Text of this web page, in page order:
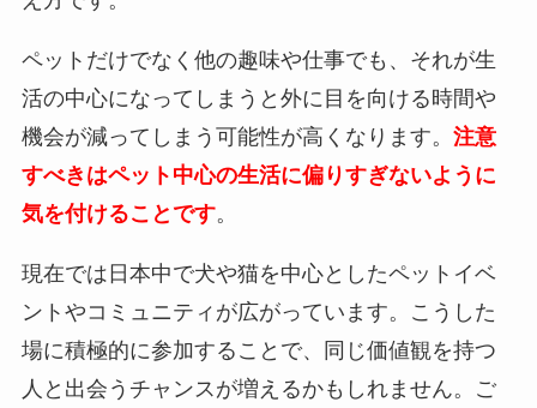
ペットだけでなく他の趣味や仕事でも、それが生
活の中心になってしまうと外に目を向ける時間や
機会が減ってしまう可能性が高くなります。 注意
すべきはペット中心の生活に偏りすぎないように
気を付けることです。
現在では日本中で犬や猫を中心としたペットイベ
ントやコミュニティが広がっています。こうした
場に積極的に参加することで、同じ価値観を持つ
人と出会うチャンスが増えるかもしれません。ご